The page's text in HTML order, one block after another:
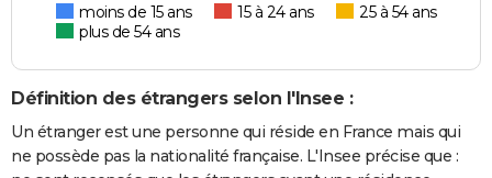
moins de 15 ans 15 à 24 ans
25 à 54 ans
plus de 54 ans
Définition des étrangers selon l'Insee :
Un étranger est une personne qui réside en France mais qui
ne possède pas la nationalité française. L'Insee précise que :